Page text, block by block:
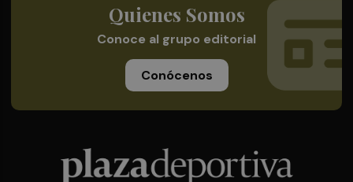
Quienes Somos
Conoce al grupo editorial
Conócenos